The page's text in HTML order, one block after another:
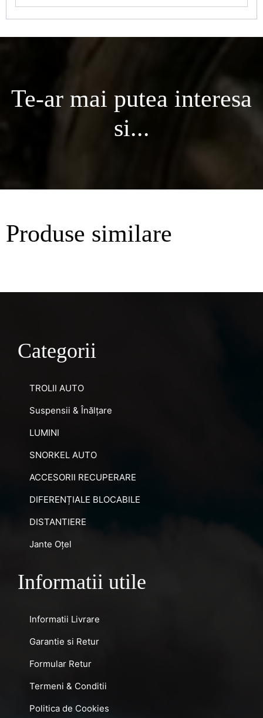
Te-ar mai putea interesa
si...
Produse similare
Categorii
TROLII AUTO
Suspensii & Înălțare
LUMINI
SNORKEL AUTO
ACCESORII RECUPERARE
DIFERENȚIALE BLOCABILE
DISTANTIERE
Jante Oțel
Informatii utile
Informatii Livrare
Garantie si Retur
Formular Retur
Termeni & Conditii
Politica de Cookies